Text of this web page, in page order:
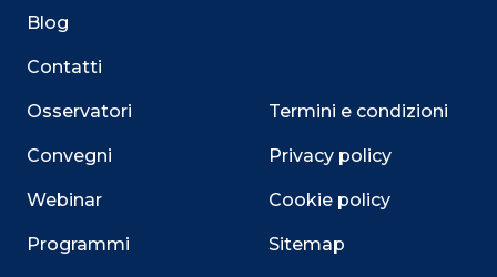
Blog
Contatti
Osservatori
Convegni
Webinar
Programmi
Termini e condizioni
Privacy policy
Cookie policy
Sitemap